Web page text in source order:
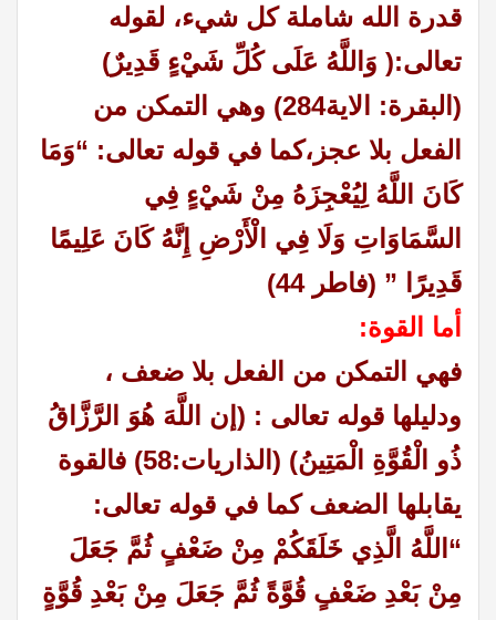
قدرة الله شاملة كل شيء، لقوله
تعالى:( وَاللَّهُ عَلَى كُلِّ شَيْءٍ قَدِيرٌ)
(البقرة: الاية284) وهي التمكن من
الفعل بلا عجز،كما في قوله تعالى: “وَمَا
كَانَ اللَّهُ لِيُعْجِزَهُ مِنْ شَيْءٍ فِي
السَّمَاوَاتِ وَلَا فِي الْأَرْضِ إِنَّهُ كَانَ عَلِيمًا
قَدِيرًا ” (فاطر 44)
أما القوة:
فهي التمكن من الفعل بلا ضعف ،
ودليلها قوله تعالى : (إن اللَّهَ هُوَ الرَّزَّاقُ
ذُو الْقُوَّةِ الْمَتِينُ) (الذاريات:58) فالقوة
يقابلها الضعف كما في قوله تعالى:
“اللَّهُ الَّذِي خَلَقَكُمْ مِنْ ضَعْفٍ ثُمَّ جَعَلَ
مِنْ بَعْدِ ضَعْفٍ قُوَّةً ثُمَّ جَعَلَ مِنْ بَعْدِ قُوَّةٍ